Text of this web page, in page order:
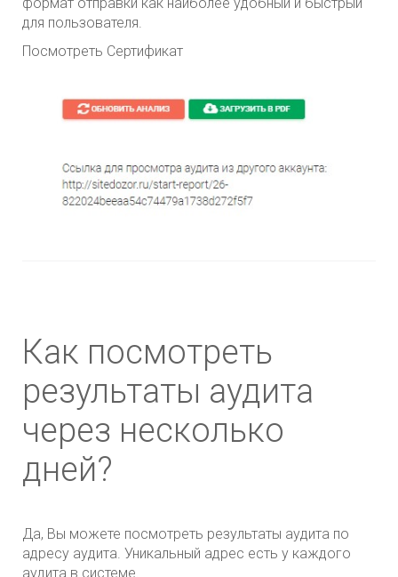
для пользователя.
Посмотреть Сертификат
Как посмотреть
результаты аудита
через несколько
дней?
Да, Вы можете посмотреть результаты аудита по
адресу аудита. Уникальный адрес есть у каждого
аудита в системе.